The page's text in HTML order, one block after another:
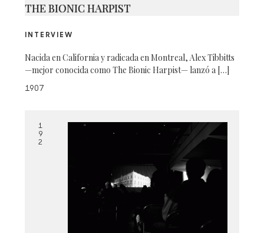
THE BIONIC HARPIST
INTERVIEW
Nacida en California y radicada en Montreal, Alex Tibbitts
—mejor conocida como The Bionic Harpist— lanzó a […]
1907
1
9
2